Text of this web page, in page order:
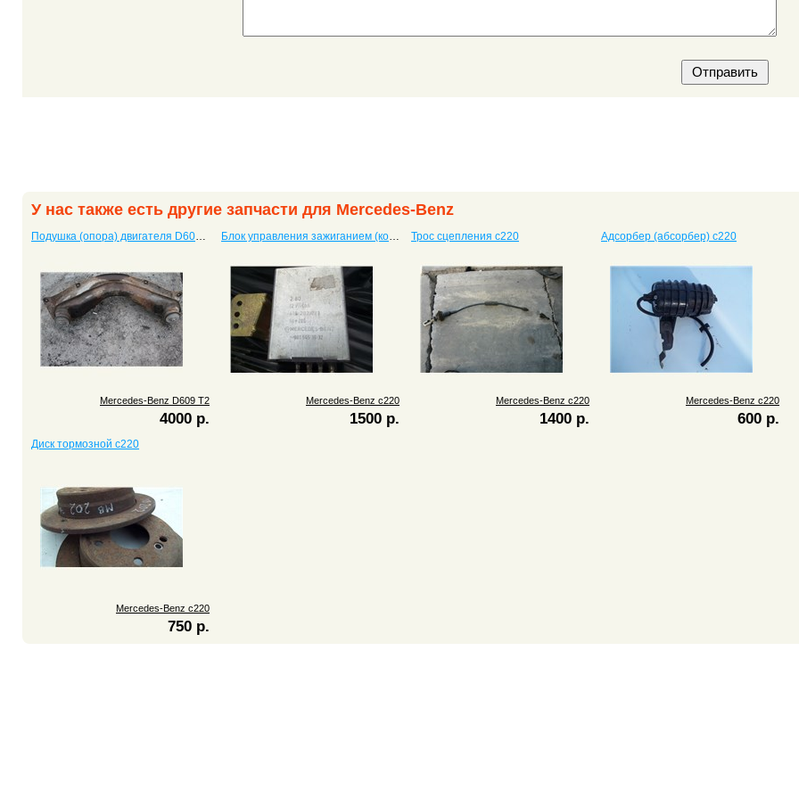
У нас также есть другие запчасти для Mercedes-Benz
Подушка (опора) двигателя D609 T2
Mercedes-Benz D609 T2
4000 р.
Блок управления зажиганием (комутатор) c220
Mercedes-Benz c220
1500 р.
Трос сцепления c220
Mercedes-Benz c220
1400 р.
Адсорбер (абсорбер) c220
Mercedes-Benz c220
600 р.
Диск тормозной c220
Mercedes-Benz c220
750 р.